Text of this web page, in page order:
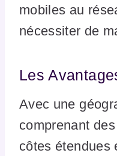
mobiles au
nécessiter de
Les
Avec une
comprenant
côtes étendues